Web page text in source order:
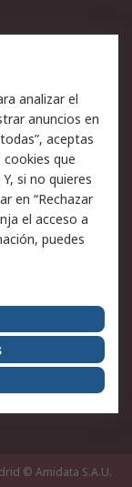
técnico
privacidad -
de emails
de venta
© Amidata S.A.U.
analizar el
anuncios en
aceptas
cookies que
si no quieres
en “Rechazar
el acceso a
puedes